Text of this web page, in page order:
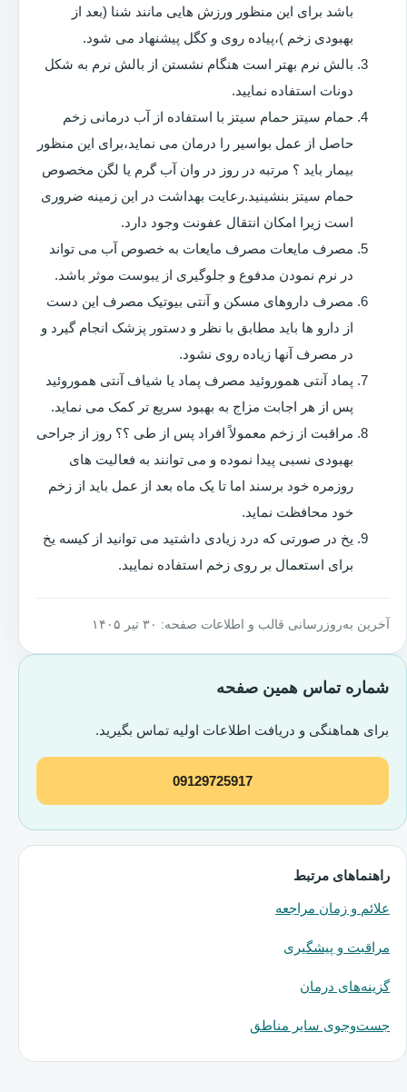
باشد برای این منظور ورزش هایی مانند شنا (بعد از
بهبودی زخم )،پیاده روی و کگل پیشنهاد می شود.
بالش نرم بهتر است هنگام نشستن از بالش نرم به شکل
دونات استفاده نمایید.
حمام سیتز حمام سیتز با استفاده از آب درمانی زخم
حاصل از عمل بواسیر را درمان می نماید،برای این منظور
بیمار باید ؟ مرتبه در روز در وان آب گرم یا لگن مخصوص
حمام سیتز بنشینید.رعایت بهداشت در این زمینه ضروری
است زیرا امکان انتقال عفونت وجود دارد.
مصرف مایعات مصرف مایعات به خصوص آب می تواند
در نرم نمودن مدفوع و جلوگیری از یبوست موثر باشد.
مصرف داروهای مسکن و آنتی بیوتیک مصرف این دست
از دارو ها باید مطابق با نظر و دستور پزشک انجام گیرد و
در مصرف آنها زیاده روی نشود.
پماد آنتی هموروئید مصرف پماد یا شیاف آنتی هموروئید
پس از هر اجابت مزاج به بهبود سریع تر کمک می نماید.
مراقبت از زخم معمولاً افراد پس از طی ؟؟ روز از جراحی
بهبودی نسبی پیدا نموده و می توانند به فعالیت های
روزمره خود برسند اما تا یک ماه بعد از عمل باید از زخم
خود محافظت نماید.
یخ در صورتی که درد زیادی داشتید می توانید از کیسه یخ
برای استعمال بر روی زخم استفاده نمایید.
آخرین به‌روزرسانی قالب و اطلاعات صفحه: ۳۰ تیر ۱۴۰۵
شماره تماس همین صفحه
برای هماهنگی و دریافت اطلاعات اولیه تماس بگیرید.
09129725917
راهنماهای مرتبط
علائم و زمان مراجعه
مراقبت و پیشگیری
گزینه‌های درمان
جست‌وجوی سایر مناطق